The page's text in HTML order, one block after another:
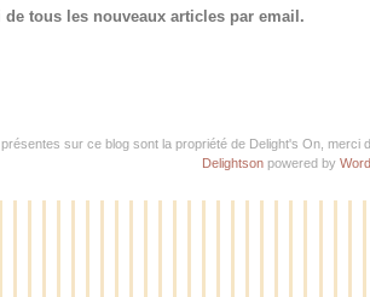
de tous les nouveaux articles par email.
sur ce blog sont la propriété de Delight's On,
Delightson powered by